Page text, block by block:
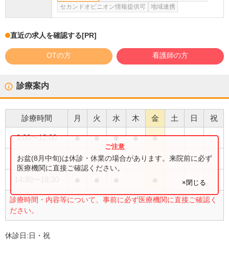
セカンドオピニオン情報提供可
地域連携
直近の求人を確認する[PR]
OTの方 看護師の方
診療案内
診療時間 月 火 水 木 金 土 日 祝
9:00〜12:00 ● ● ● ● ●
9:00〜14:30 ●
診療時間・内容等について、事前に必ず医療機関に直接ご確認く
ださい。
お盆(8月中旬)は休診・休業の場合があります。来院前に必ず
医療機関に直接ご確認ください。
×閉じる
休診日:日・祝